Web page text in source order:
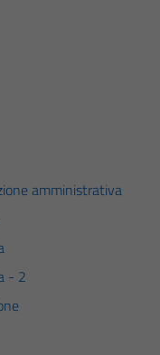
amministrativa
- 2